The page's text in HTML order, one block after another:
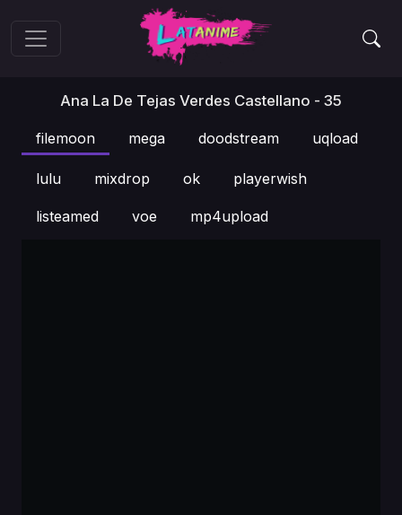
Ana La De Tejas Verdes Castellano - 35
filemoon mega doodstream uqload
lulu mixdrop ok playerwish
listeamed voe mp4upload